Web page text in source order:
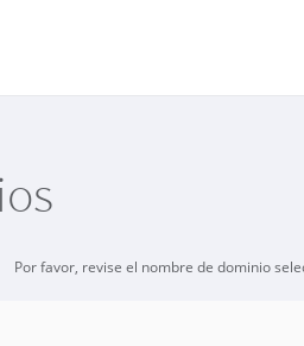
Por favor, revise el nombre de dominio